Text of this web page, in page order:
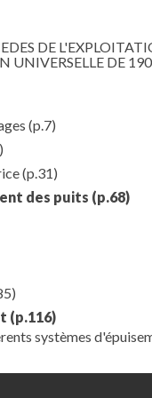
DE
UNIVERSELLE DE
(p.7)
(p.31)
des puits (p.68)
(p.116)
systèmes